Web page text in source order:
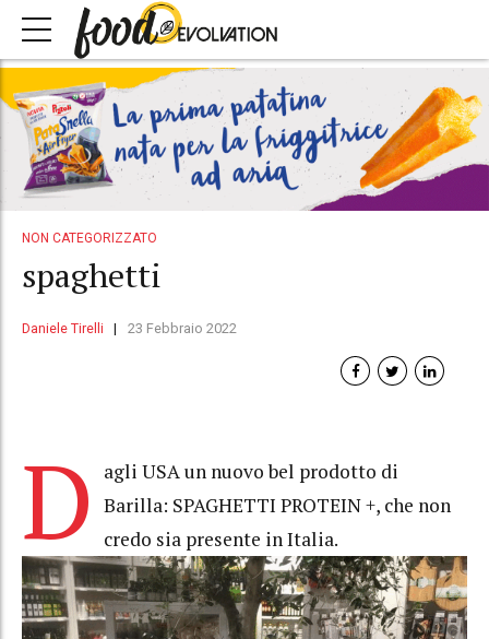
NON CATEGORIZZATO
spaghetti
Daniele Tirelli 23 Febbraio 2022
D
agli USA un nuovo bel prodotto di
Barilla: SPAGHETTI PROTEIN +, che non
credo sia presente in Italia.